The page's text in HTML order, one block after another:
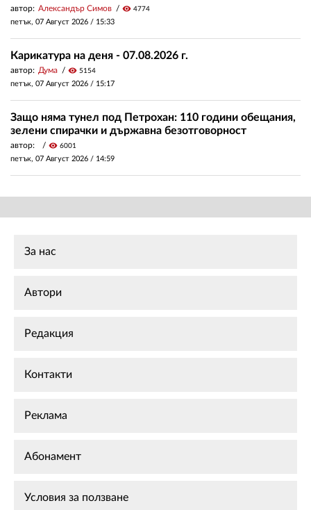
автор: Александър Симов visibility 4774
петък, 07 Август 2026 / 15:33
Карикатура на деня - 07.08.2026 г.
автор: Дума visibility 5154
петък, 07 Август 2026 / 15:17
Защо няма тунел под Петрохан: 110 години обещания,
зелени спирачки и държавна безотговорност
автор: visibility 6001
петък, 07 Август 2026 / 14:59
За нас
Автори
Редакция
Контакти
Реклама
Абонамент
Условия за ползване